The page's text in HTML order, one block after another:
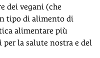
dei vegani (che
tipo di alimento di
alimentare più
la salute nostra e del